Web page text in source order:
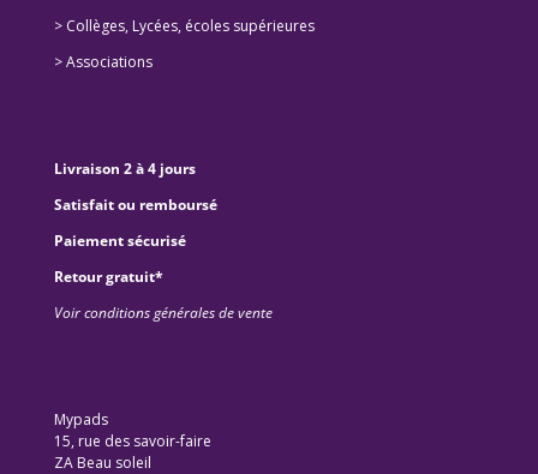
> Collèges, Lycées, écoles supérieures
>Associations
Livraison 2 à 4 jours
Satisfait ou remboursé
Paiement sécurisé
Retour gratuit*
Voir conditions générales de vente
Mypads
15, rue des savoir-faire
ZA Beau soleil